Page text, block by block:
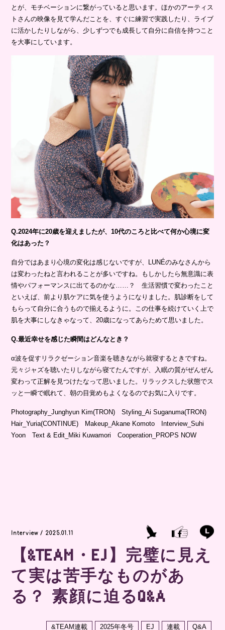
とが、モチベーションに繋がっていると思います。ほかのアーティス
トさんの映像を見て学んだことを、すぐに練習で実践したり、ライブ
に活かしたりしながら、少しずつでも成長して自分に自信を持つこと
を大事にしています。
Q.2024年に20歳を迎えましたが、10代のころと比べて何か心境に変
化はあった？
自分ではあまり心境の変化は感じないですが、LUNÉのみなさんから
は変わったねと言われることが多いですね。もしかしたら無意識に表
情やパフォーマンスに出てるのかな……？ 生活習慣で変わったこと
といえば、前より肌ケアに気を使うようになりました。肌診断をして
もらって自分に合うもので揃えるように。この仕事を続けていく上で
肌を大事にしなきゃなって、20歳になってあらためて思いました。
Q.最近幸せを感じた瞬間はどんなとき？
α波を促すリラクゼーション音楽を聴きながら就寝するときですね。
元々ジャズを聴いたりしながら寝てたんですが、入眠の質がぜんぜん
変わって正解を見つけたなって思いました。リラックスした状態でス
ッと一瞬で眠れて、朝の目覚めもよくなるのでお気に入りです。
Photography_Junghyun Kim(TRON) Styling_Ai Suganuma(TRON)
Hair_Yuria(CONTINUE) Makeup_Akane Komoto Interview_Suhi
Yoon Text & Edit_Miki Kuwamori Cooperation_PROPS NOW
Interview / 2025.01.11
【&TEAM・EJ】完璧に見え
て実は苦手なものがあ
る？ 素顔に迫るQ&A
&TEAM連載 2025年冬号 EJ 連載 Q&A